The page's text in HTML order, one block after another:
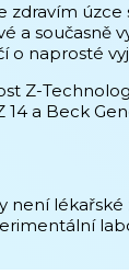
zdravím
a současně
o naprosté
Z-
14 a Beck
lékařské